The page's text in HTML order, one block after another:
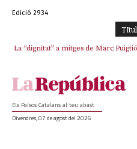
Edició 2934
La “dignitat” a mitges de Marc
Els Països Catalans al teu abast
Divendres, 07 de agost del 2026